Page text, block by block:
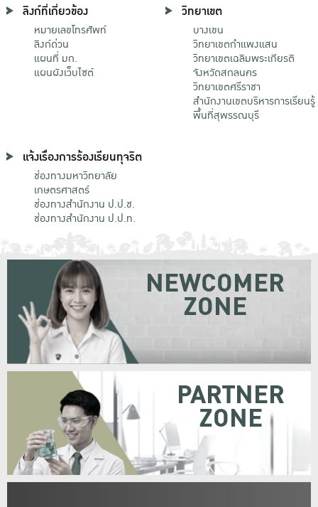
ลิงก์ที่เกี่ยวข้อง
หมายเลขโทรศัพท์
ลิงก์ด่วน
แผนที่ มก.
แผนผังเว็บไซต์
วิทยาเขต
บางเขน
วิทยาเขตกําแพงแสน
วิทยาเขตเฉลิมพระเกียรติ
จังหวัดสกลนคร
วิทยาเขตศรีราชา
สำนักงานเขตบริหารการเรียนรู้
พื้นที่สุพรรณบุรี
แจ้งเรื่องการร้องเรียนทุจริต
ช่องทางมหาวิทยาลัย
เกษตรศาสตร์
ช่องทางสำนักงาน ป.ป.ช.
ช่องทางสำนักงาน ป.ป.ท.
NEWCOMER
ZONE
PARTNER
ZONE